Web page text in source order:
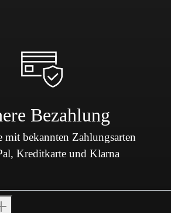
Bezahlung
mit bekannten Zahlungsarten
Kreditkarte und Klarna